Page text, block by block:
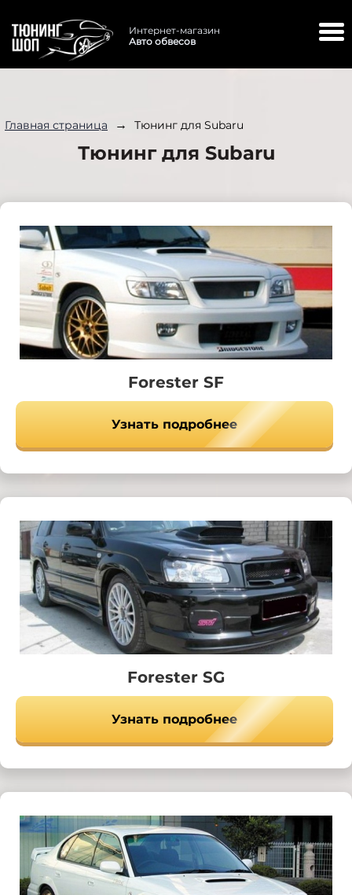
Интернет-магазин
Авто обвесов
Главная страница → Тюнинг для Subaru
Тюнинг для Subaru
Forester SF
Узнать подробнее
Forester SG
Узнать подробнее